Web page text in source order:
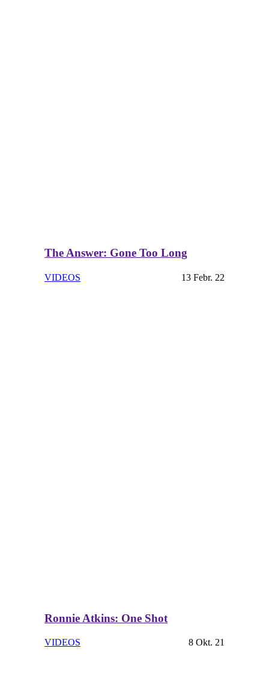
The Answer: Gone Too Long
VIDEOS 13 Febr. 22
Ronnie Atkins: One Shot
VIDEOS 8 Okt. 21